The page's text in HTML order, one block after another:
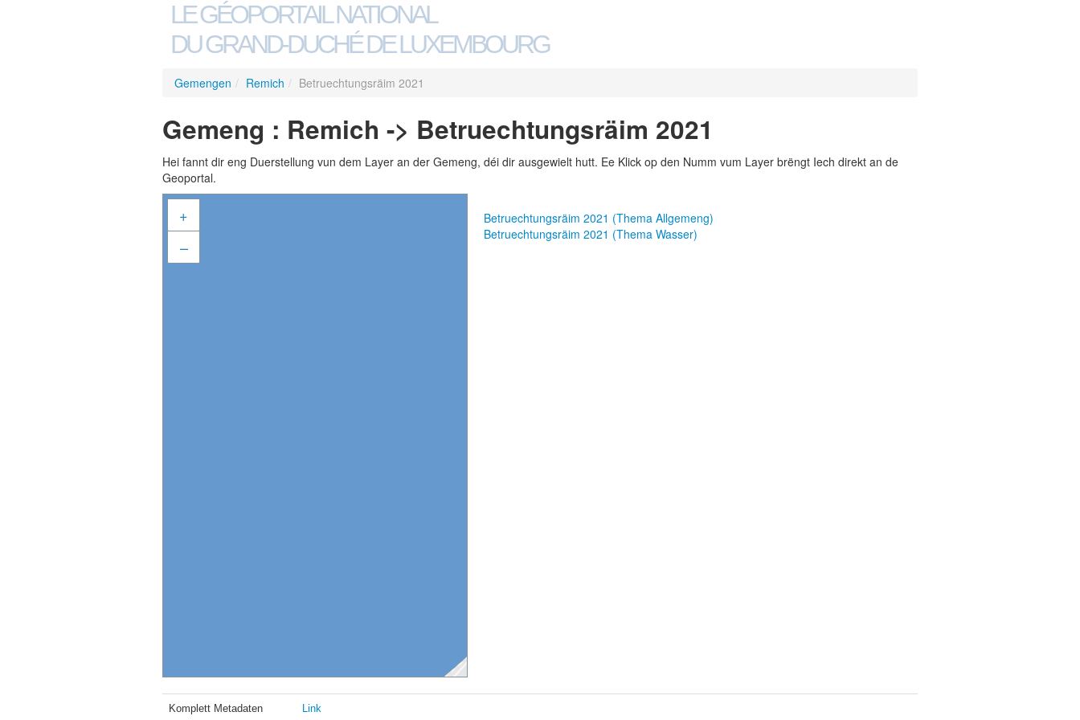
LE GÉOPORTAIL NATIONAL
DU GRAND-DUCHÉ DE LUXEMBOURG
Gemengen / Remich / Betruechtungsräim 2021
Gemeng : Remich -> Betruechtungsräim 2021
Hei fannt dir eng Duerstellung vun dem Layer an der Gemeng, déi dir ausgewielt hutt. Ee Klick op den Numm vum Layer brëngt Iech direkt an de
Geoportal.
+
–
Betruechtungsräim 2021 (Thema Allgemeng)
Betruechtungsräim 2021 (Thema Wasser)
Komplett Metadaten Link